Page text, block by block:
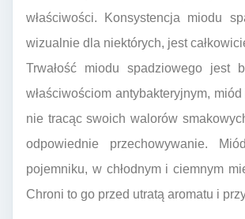
właściwości. Konsystencja miodu
wizualnie dla niektórych, jest
Trwałość miodu spadziowego jest
właściwościom antybakteryjnym,
nie tracąc swoich walorów
odpowiednie przechowywanie.
pojemniku, w chłodnym i ciemnym
Chroni to go przed utratą aromatu i